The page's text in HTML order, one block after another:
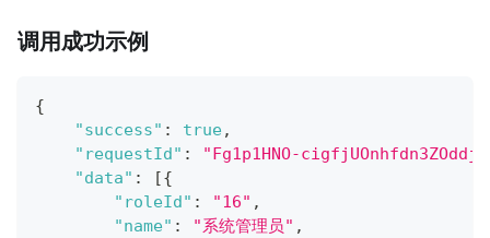
调用成功示例
{
"success" : true,
"requestId" :
"Fg1p1HNO-
"data" : [{
"roleId" : "16" ,
"name" : "系统管理员" ,